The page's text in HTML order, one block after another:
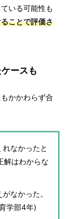
いる可能性も
ことで評価さ
ースも
かかわらず合
なかったと
解はわからな
なかった。
学部4年)